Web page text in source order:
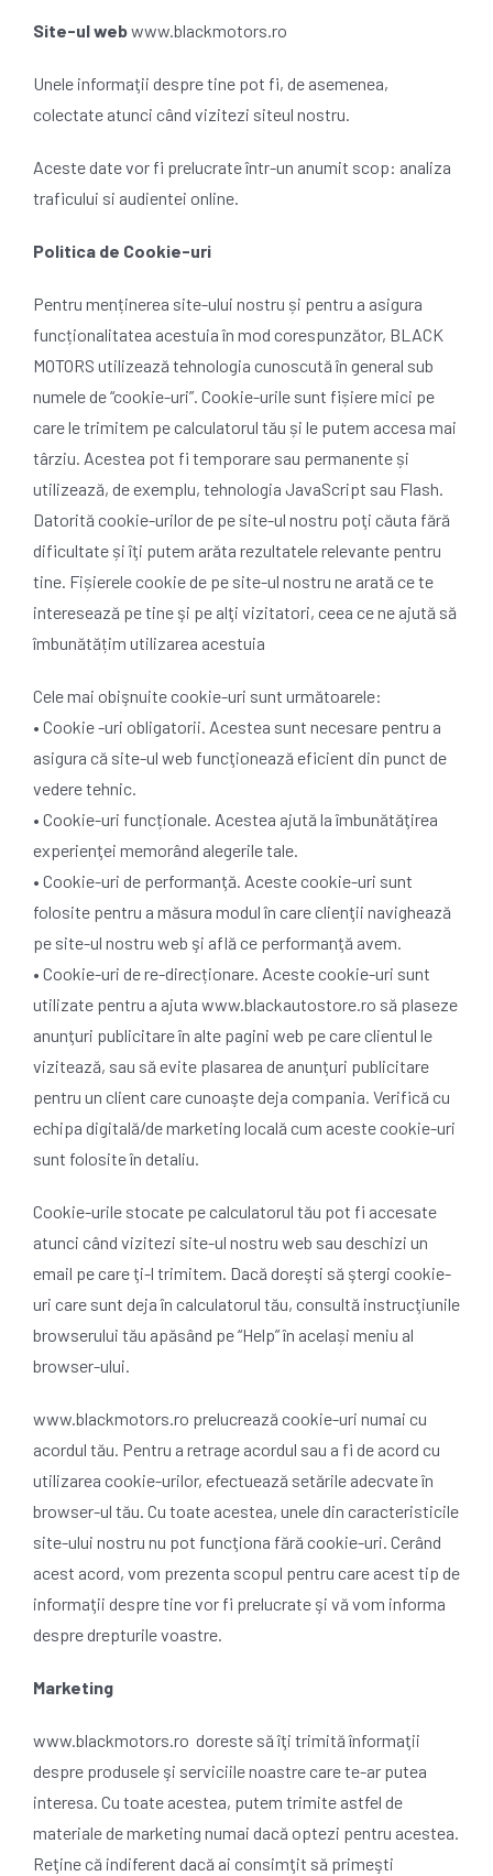
Site-ul webwww.blackmotors.ro
Unele informaţii despre tine pot fi, de asemenea,
colectate atunci când vizitezi siteul nostru.
Aceste date vor fi prelucrate într-un anumit scop: analiza
traficului si audientei online.
Politica de Cookie-uri
Pentru menținerea site-ului nostru și pentru a asigura
funcționalitatea acestuia în mod corespunzător, BLACK
MOTORS utilizează tehnologia cunoscută în general sub
numele de “cookie-uri”. Cookie-urile sunt fișiere mici pe
care le trimitem pe calculatorul tău și le putem accesa mai
târziu. Acestea pot fi temporare sau permanente și
utilizează, de exemplu, tehnologia JavaScript sau Flash.
Datorită cookie-urilor de pe site-ul nostru poţi căuta fără
dificultate și îţi putem arăta rezultatele relevante pentru
tine. Fișierele cookie de pe site-ul nostru ne arată ce te
interesează pe tine şi pe alţi vizitatori, ceea ce ne ajută să
îmbunătățim utilizarea acestuia
Cele mai obişnuite cookie-uri sunt următoarele:
• Cookie -uri obligatorii. Acestea sunt necesare pentru a
asigura că site-ul web funcţionează eficient din punct de
vedere tehnic.
• Cookie-uri funcționale. Acestea ajută la îmbunătăţirea
experienţei memorând alegerile tale.
• Cookie-uri de performanţă. Aceste cookie-uri sunt
folosite pentru a măsura modul în care clienţii navighează
pe site-ul nostru web şi află ce performanţă avem.
• Cookie-uri de re-direcționare. Aceste cookie-uri sunt
utilizate pentru a ajuta www.blackautostore.ro să plaseze
anunţuri publicitare în alte pagini web pe care clientul le
vizitează, sau să evite plasarea de anunţuri publicitare
pentru un client care cunoaşte deja compania. Verifică cu
echipa digitală/de marketing locală cum aceste cookie-uri
sunt folosite în detaliu.
Cookie-urile stocate pe calculatorul tău pot fi accesate
atunci când vizitezi site-ul nostru web sau deschizi un
email pe care ţi-l trimitem. Dacă doreşti să ştergi cookie-
uri care sunt deja în calculatorul tău, consultă instrucţiunile
browserului tău apăsând pe “Help” în același meniu al
browser-ului.
www.blackmotors.ro prelucrează cookie-uri numai cu
acordul tău. Pentru a retrage acordul sau a fi de acord cu
utilizarea cookie-urilor, efectuează setările adecvate în
browser-ul tău. Cu toate acestea, unele din caracteristicile
site-ului nostru nu pot funcţiona fără cookie-uri. Cerând
acest acord, vom prezenta scopul pentru care acest tip de
informaţii despre tine vor fi prelucrate şi vă vom informa
despre drepturile voastre.
Marketing
www.blackmotors.ro doreste să îţi trimită înformaţii
despre produsele şi serviciile noastre care te-ar putea
interesa. Cu toate acestea, putem trimite astfel de
materiale de marketing numai dacă optezi pentru acestea.
Reţine că indiferent dacă ai consimţit să primeşti